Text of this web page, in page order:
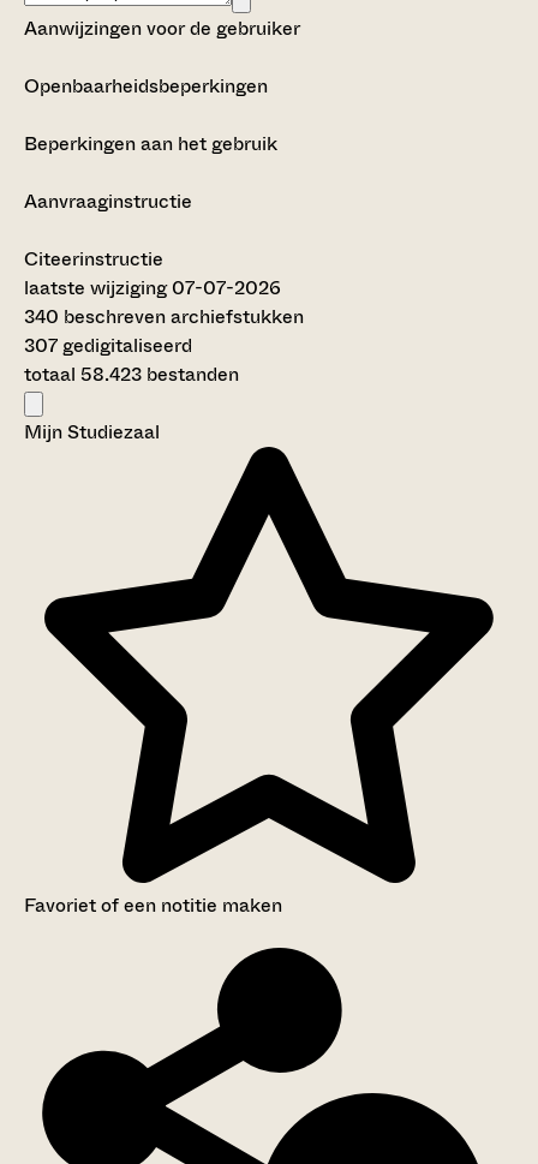
Aanwijzingen voor de gebruiker
Openbaarheidsbeperkingen
Beperkingen aan het gebruik
Aanvraaginstructie
Citeerinstructie
laatste wijziging 07-07-2026
340 beschreven archiefstukken
307 gedigitaliseerd
totaal 58.423 bestanden
Mijn Studiezaal
Favoriet of een notitie maken